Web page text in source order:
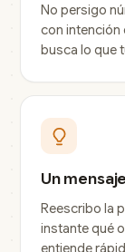
No persigo
con intención
busca lo que
Un
Reescribo la
instante qué
entiende